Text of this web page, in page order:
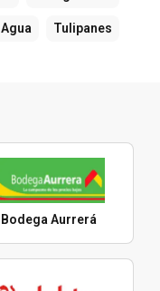
Agua Tulipanes
Bodega Aurrerá